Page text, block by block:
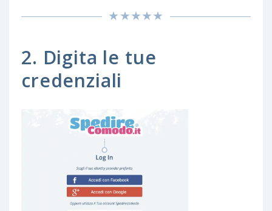
2. Digita le tue
credenziali